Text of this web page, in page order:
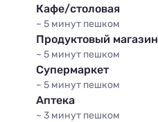
Кафе/столовая
~ 5 минут пешком
Продуктовый магазин
~ 5 минут пешком
Супермаркет
~ 5 минут пешком
Аптека
~ 3 минут пешком